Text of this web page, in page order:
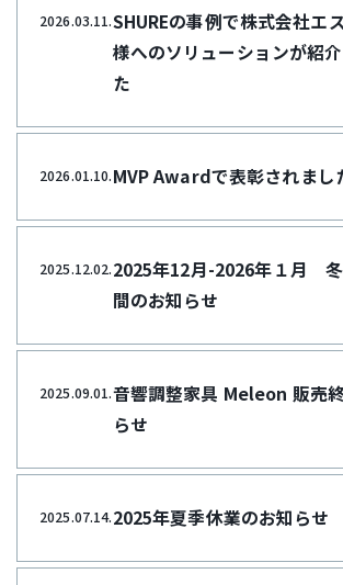
2026.03.11.SHUREの事例で株式会社エ
様へのソリューションが紹
た
2026.01.10.MVP Awardで表彰されまし
2025.12.02.2025年12月-2026年１月
間のお知らせ
2025.09.01.音響調整家具 Meleon 販売
らせ
2025.07.14.2025年夏季休業のお知らせ